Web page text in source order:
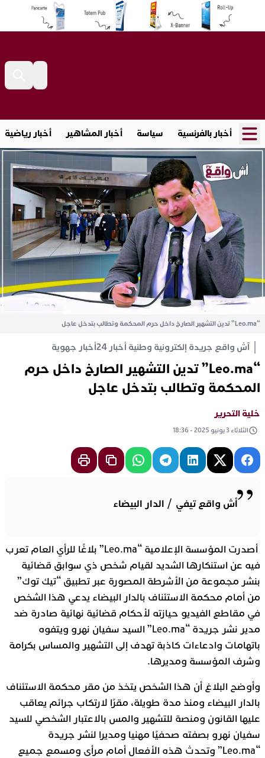
أخبار بالفرنسية سياسة أخبار المشاهير أخبار رياضية
آش واقع جريدة إلكترونية وطنية أخبار 24 أخبار جهوية
“Leo.ma” تدين التشهير الصارخ داخل حرم
المحكمة وتطالب بتدخل عاجل
“Leo.ma” تدين التشهير الصارخ داخل حرم المحكمة وتطالب بتدخل عاجل
خلية التحرير
الثلاثاء 3 يونيو 2025 - 18:36
أش واقع تيفي / الدار البيضاء
أصدرت المؤسسة الإعلامية “Leo.ma” بلاغًا للرأي العام تعرب
فيه عن استنكارها الشديد لقيام شخص ذي سوابق قضائية
بنشر مجموعة من الأشرطة المصورة عبر تطبيق “تيك توك”
من أمام محكمة الاستئناف بالدار البيضاء يدعي هذا الشخص
في مقاطع الفيديو حيازته لأحكام قضائية نهائية صادرة ضد
مدير نشر جريدة “Leo.ma” السيد سفيان نهرو ويتفوه
باتهامات وادعاءات كاذبة تهدف إلى التشهير والمساس بكرامة
وشرف المؤسسة ومديرها.
وأوضح البلاغ أن هذا الشخص يتخذ من مقر محكمة الاستئناف
بالدار البيضاء ومنذ مدة طويلة، مقرًا لارتكاب جرائم يعاقب
عليها القانون ومنصة للتشهير والمس بالاعتبار الشخصي للسيد
سفيان نهرو بصفته صحفيًا مهنيا ومديرا لنشر جريدة
“Leo.ma” وتحدث هذه الأفعال أمام مرأى ومسمع جميع